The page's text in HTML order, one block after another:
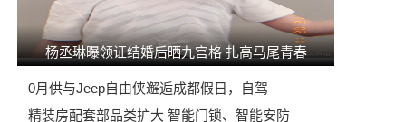
杨丞琳曝领证结婚后晒九宫格 扎高马尾青春
0月供与Jeep自由侠邂逅成都假日，自驾
精装房配套部品类扩大 智能门锁、智能安防